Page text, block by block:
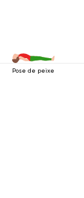
Pose de peixe